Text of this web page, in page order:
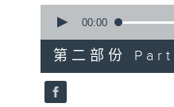
seconds
56
minutes,
9
seconds
90%
00:00
第二部份